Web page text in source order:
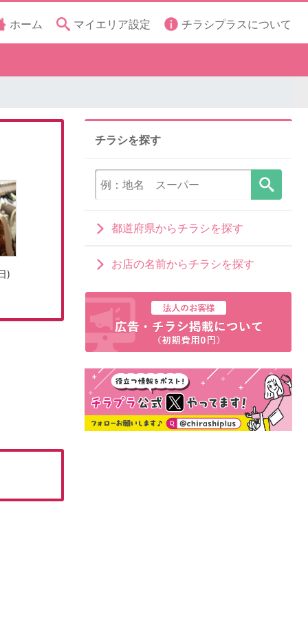
ホーム マイエリア設定 チラシプラスについて
)
チラシを探す
都道府県からチラシを探す
お店の名前からチラシを探す